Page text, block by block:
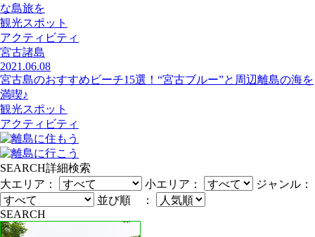
な島旅を
観光スポット
アクティビティ
宮古諸島
2021.06.08
宮古島のおすすめビーチ15選！“宮古ブルー”と周辺離島の海を
満喫♪
観光スポット
アクティビティ
SEARCH詳細検索
大エリア：
小エリア：
ジャンル：
並び順 ：
SEARCH